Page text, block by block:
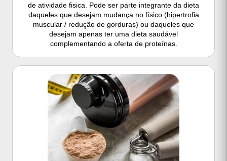
de atividade fisica. Pode ser parte integrante da dieta
daqueles que desejam mudança no físico (hipertrofia
muscular / redução de gorduras) ou daqueles que
desejam apenas ter uma dieta saudável
complementando a oferta de proteínas.